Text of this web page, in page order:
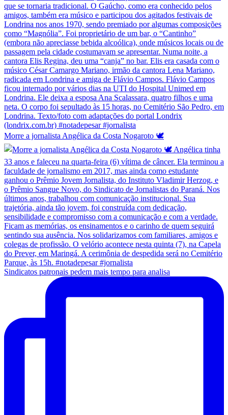
Morre a jornalista Angélica da Costa Nogaroto 🕊️
Sindicatos patronais pedem mais tempo para analisa